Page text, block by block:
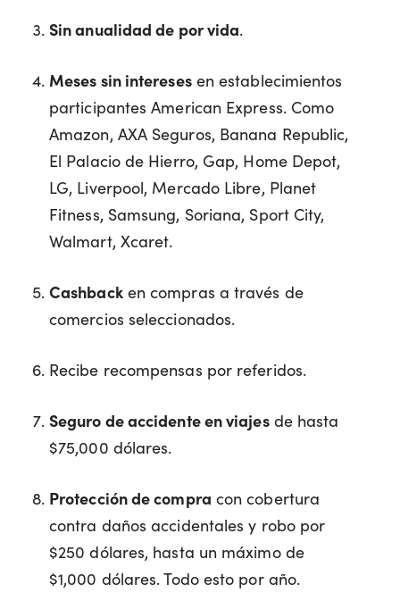
Sin anualidad de por vida.
Meses sin interesesen establecimientos
participantes American Express. Como
Amazon, AXA Seguros, Banana Republic,
El Palacio de Hierro, Gap, Home Depot,
LG, Liverpool, Mercado Libre, Planet
Fitness, Samsung, Soriana, Sport City,
Walmart, Xcaret.
Cashbacken compras a través de
comercios seleccionados.
Recibe recompensas por referidos.
Seguro de accidente en viajesde hasta
$75,000 dólares.
Protección de compra con cobertura
contra daños accidentales y robo por
$250 dólares, hasta un máximo de
$1,000 dólares. Todo esto por año.